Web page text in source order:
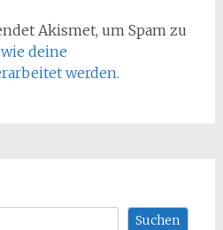
Akismet, um Spam zu
deine
werden.
Suchen